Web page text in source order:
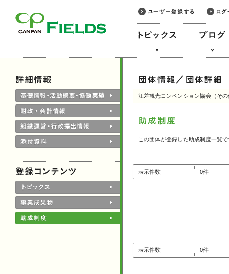
江差観光コンベンション協会（そ
この団体が登録した助成制度一覧
表示件数 0件
表示件数 0件